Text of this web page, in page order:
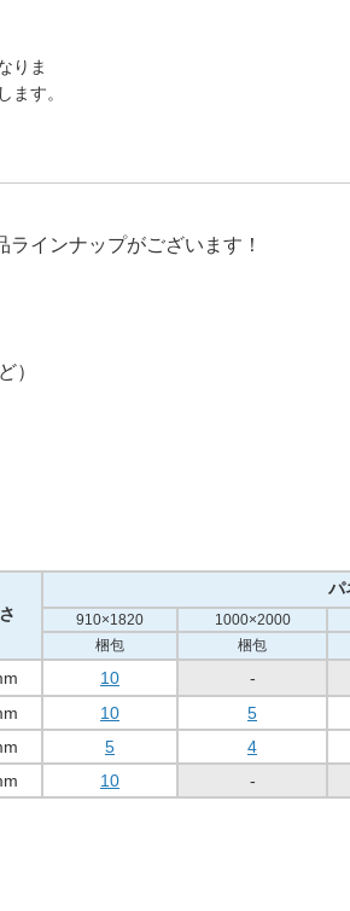
りま
ます。
インナップがございます！
）
パ
910×1820 1000×2000
梱包
梱包
10 -
10 5
5 4
10 -